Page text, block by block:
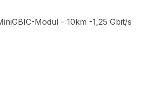
Modul - 10km -1,25 Gbit/s